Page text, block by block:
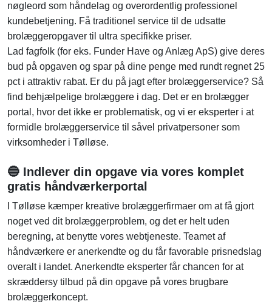
nøgleord som håndelag og overordentlig professionel
kundebetjening. Få traditionel service til de udsatte
brolæggeropgaver til ultra specifikke priser.
Lad fagfolk (for eks. Funder Have og Anlæg ApS) give deres
bud på opgaven og spar på dine penge med rundt regnet 25
pct i attraktiv rabat. Er du på jagt efter brolæggerservice? Så
find behjælpelige brolæggere i dag. Det er en brolægger
portal, hvor det ikke er problematisk, og vi er eksperter i at
formidle brolæggerservice til såvel privatpersoner som
virksomheder i Tølløse.
🔵 Indlever din opgave via vores komplet
gratis håndværkerportal
I Tølløse kæmper kreative brolæggerfirmaer om at få gjort
noget ved dit brolæggerproblem, og det er helt uden
beregning, at benytte vores webtjeneste. Teamet af
håndværkere er anerkendte og du får favorable prisnedslag
overalt i landet. Anerkendte eksperter får chancen for at
skræddersy tilbud på din opgave på vores brugbare
brolæggerkoncept.